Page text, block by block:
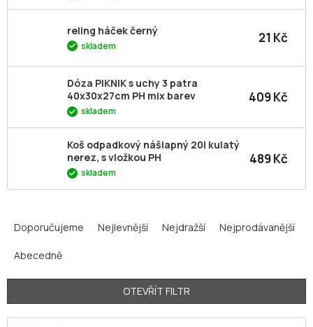
reling háček černý
skladem 21 Kč
Dóza PIKNIK s uchy 3 patra
40x30x27cm PH mix barev
skladem
409 Kč
Koš odpadkový nášlapný 20l kulatý
nerez, s vložkou PH
skladem
489 Kč
a
e
n
p
Doporučujeme Nejlevnější Nejdražší Nejprodávanější
Abecedně
OTEVŘÍT FILTR